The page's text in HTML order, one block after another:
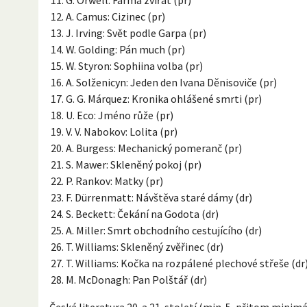
A. Camus: Cizinec (pr)
J. Irving: Svět podle Garpa (pr)
W. Golding: Pán much (pr)
W. Styron: Sophiina volba (pr)
A. Solženicyn: Jeden den Ivana Děnisoviče (pr)
G. G. Márquez: Kronika ohlášené smrti (pr)
U. Eco: Jméno růže (pr)
V. V. Nabokov: Lolita (pr)
A. Burgess: Mechanický pomeranč (pr)
S. Mawer: Skleněný pokoj (pr)
P. Rankov: Matky (pr)
F. Dürrenmatt: Návštěva staré dámy (dr)
S. Beckett: Čekání na Godota (dr)
A. Miller: Smrt obchodního cestujícího (dr)
T. Williams: Skleněný zvěřinec (dr)
T. Williams: Kočka na rozpálené plechové střeše (dr)
M. McDonagh: Pan Polštář (dr)